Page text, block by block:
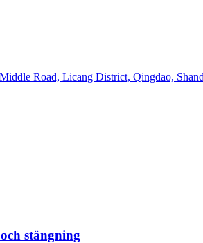
Road, Licang District, Qingdao,
stängning